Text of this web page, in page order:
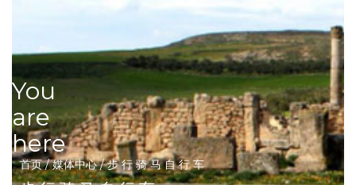
You
are
here
首页 / 媒体中心 / 步 行 骑 马 自 行 车